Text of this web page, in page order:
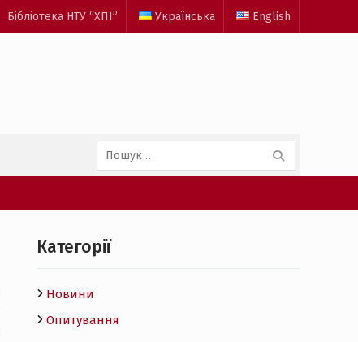
Бібліотека НТУ “ХПІ” Українська English
Пошук:
Категорії
Новини
Опитування